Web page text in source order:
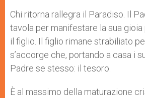
Chi ritorna rallegra il Paradiso. Il
tavola per manifestare la sua gioia
il figlio. Il figlio rimane strabiliato
s’accorge che, portando a casa i
Padre se stesso: il tesoro.
È al massimo della maturazione